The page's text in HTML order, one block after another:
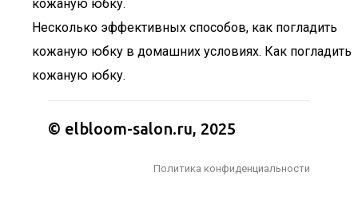
Несколько эффективных способов, как погладить
кожаную юбку в домашних условиях. Как погладить
кожаную юбку.
© elbloom-salon.ru, 2025
Политика конфиденциальности